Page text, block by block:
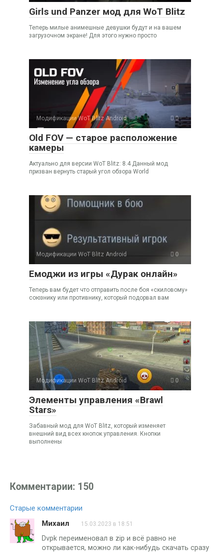
Girls und Panzer мод для WoT Blitz
Теперь милые анимешные девушки будут и на вашем
загрузочном экране! Для этого нужно просто
Модификации WoT Blitz Android 0
Old FOV — старое расположение
камеры
Актуально для версии WoT Blitz: 8.4 Данный мод
призван вернуть старый угол обзора World
Модификации WoT Blitz Android 0
Емоджи из игры «Дурак онлайн»
Теперь вам будет что отправить после боя «скиловому»
союзнику или противнику, который подорвал вам
Модификации WoT Blitz Android 0
Элементы управления «Brawl
Stars»
Забавный мод для WoT Blitz, который изменяет
внешний вид всех кнопок управления. Кнопки
выполнены
Комментарии: 150
Навигация
по
комментариям
Старые комментарии
Михаил
15.03.2023 в 18:51
Dvpk переименовал в zip и всё равно не
открывается, можно ли как-нибудь скачать сразу